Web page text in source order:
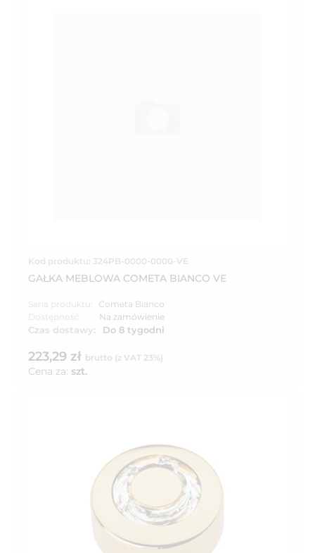
Kod produktu: 324PB-0000-0000-VE
GAŁKA MEBLOWA COMETA BIANCO VE
Seria produktu:
Cometa Bianco
Dostępność:
Na zamówienie
Czas dostawy: Do 8 tygodni
223,29 zł brutto (z VAT 23%)
Cena za: szt.